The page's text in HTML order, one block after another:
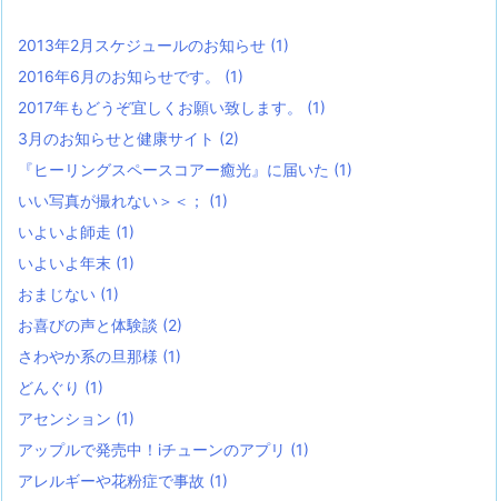
2013年2月スケジュールのお知らせ (1)
2016年6月のお知らせです。 (1)
2017年もどうぞ宜しくお願い致します。 (1)
3月のお知らせと健康サイト (2)
『ヒーリングスペースコアー癒光』に届いた (1)
いい写真が撮れない＞＜； (1)
いよいよ師走 (1)
いよいよ年末 (1)
おまじない (1)
お喜びの声と体験談 (2)
さわやか系の旦那様 (1)
どんぐり (1)
アセンション (1)
アップルで発売中！iチューンのアプリ (1)
アレルギーや花粉症で事故 (1)